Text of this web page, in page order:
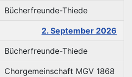
Bücherfreunde-Thiede
2. September 2026
Bücherfreunde-Thiede
Chorgemeinschaft MGV 1868